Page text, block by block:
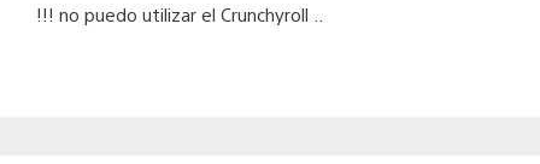
!!! no puedo utilizar el Crunchyroll ..